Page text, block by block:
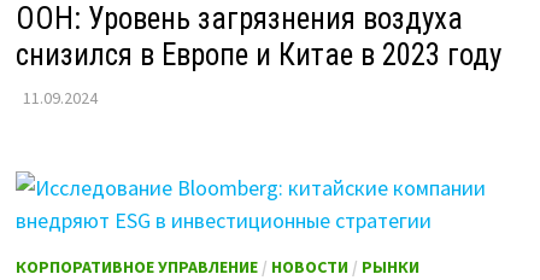
ООН: Уровень загрязнения воздуха
снизился в Европе и Китае в 2023 году
11.09.2024
КОРПОРАТИВНОЕ УПРАВЛЕНИЕ/ НОВОСТИ/ РЫНКИ